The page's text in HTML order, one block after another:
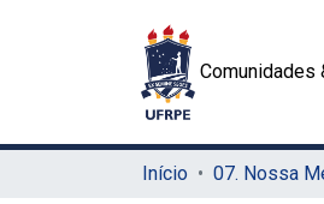
Comunidades
Início 07. Nossa